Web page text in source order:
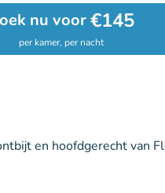
nu voor€145
per kamer, per nacht
en hoofdgerecht van